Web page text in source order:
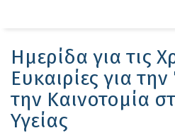
Ημερίδα για τις
Ευκαιρίες για
την Καινοτομία
Υγείας